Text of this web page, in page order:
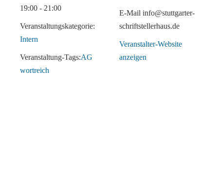
19:00 - 21:00
Veranstaltungskategorie:
Intern
Veranstaltung-Tags:AG
wortreich
E-Mail info@stuttgarter-
schriftstellerhaus.de
Veranstalter-Website
anzeigen